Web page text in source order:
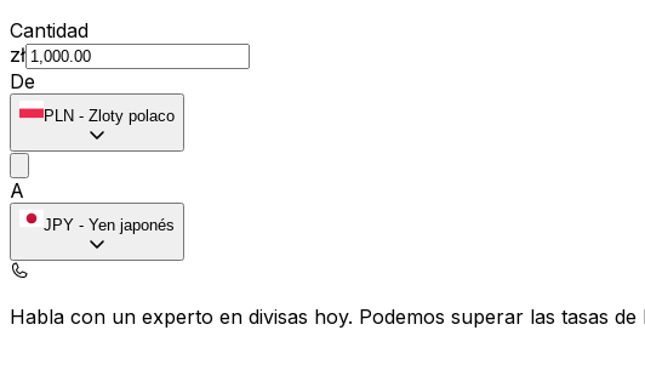
Cantidad
zł
De
PLN - Zloty polaco
A
JPY - Yen japonés
Habla con un experto en divisas hoy. Podemos superar las tasas